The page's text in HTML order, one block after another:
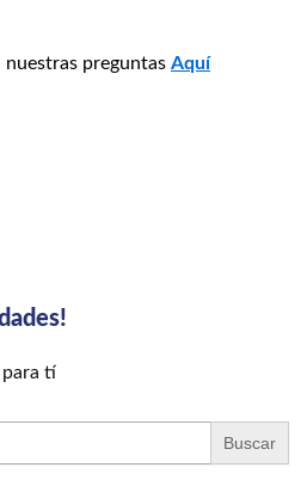
preguntas Aquí
para tí